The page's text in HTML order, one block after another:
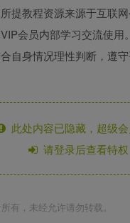
提教程资源来源于互联
会员内部学习交流使用
自身情况理性判断，遵
此处内容已隐藏，超级
请登录后查看特权
有，未经允许请勿转载。